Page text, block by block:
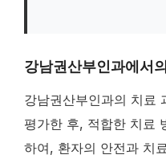
강남권산부인과에서
강남권산부인과의 치료
평가한 후, 적합한 치료
하여, 환자의 안전과 치